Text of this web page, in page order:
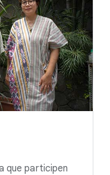
que participen